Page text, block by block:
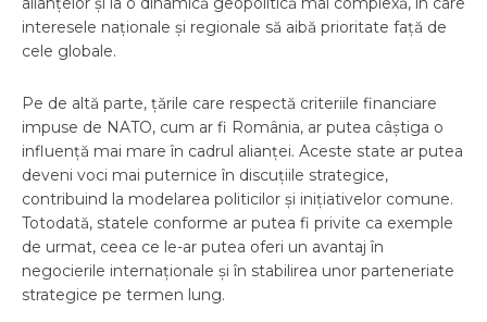
interesele naționale și regionale să aibă prioritate față de
cele globale.
Pe de altă parte, țările care respectă criteriile financiare
impuse de NATO, cum ar fi România, ar putea câștiga o
influență mai mare în cadrul alianței. Aceste state ar putea
deveni voci mai puternice în discuțiile strategice,
contribuind la modelarea politicilor și inițiativelor comune.
Totodată, statele conforme ar putea fi privite ca exemple
de urmat, ceea ce le-ar putea oferi un avantaj în
negocierile internaționale și în stabilirea unor parteneriate
strategice pe termen lung.